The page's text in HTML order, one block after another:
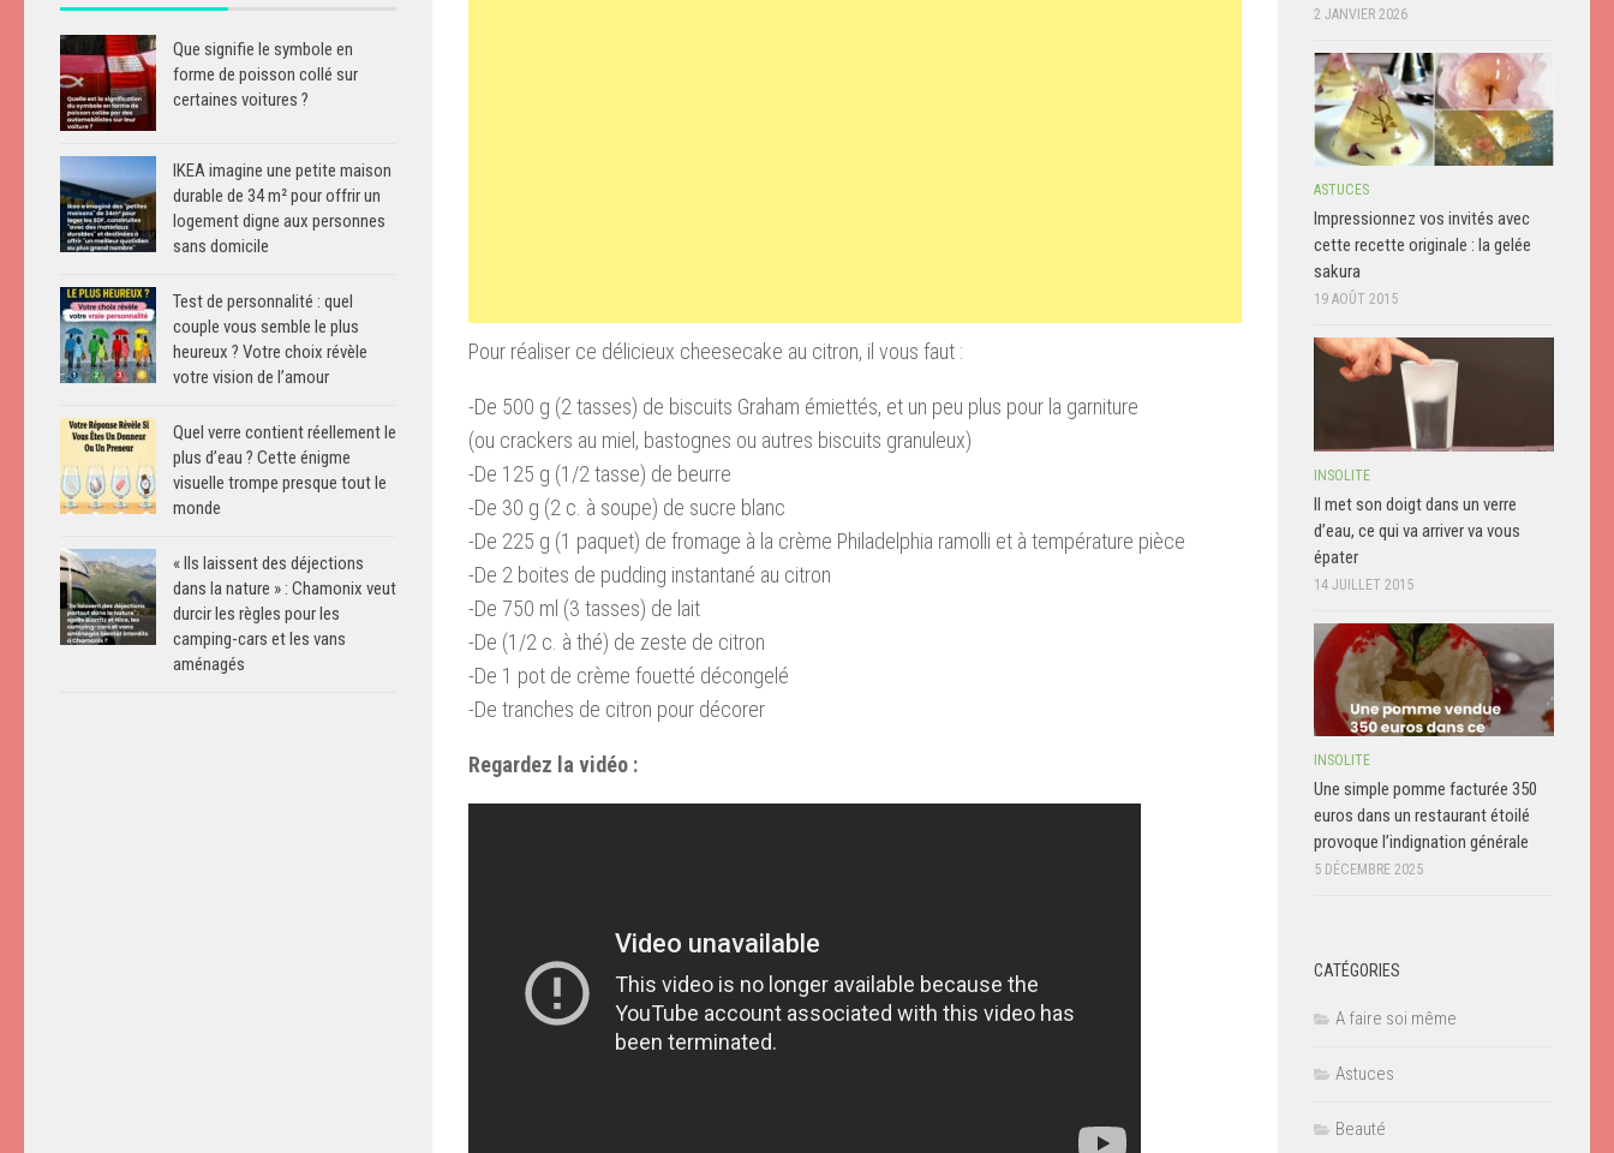
Pour réaliser ce délicieux cheesecake au citron, il vous faut :
-De 500 g (2 tasses) de biscuits Graham émiettés, et un peu plus pour la garniture
(ou crackers au miel, bastognes ou autres biscuits granuleux)
-De 125 g (1/2 tasse) de beurre
-De 30 g (2 c. à soupe) de sucre blanc
-De 225 g (1 paquet) de fromage à la crème Philadelphia ramolli et à température pièce
-De 2 boites de pudding instantané au citron
-De 750 ml (3 tasses) de lait
-De (1/2 c. à thé) de zeste de citron
-De 1 pot de crème fouetté décongelé
-De tranches de citron pour décorer
Regardez la vidéo :
Que signifie le symbole en
forme de poisson collé sur
certaines voitures ?
IKEA imagine une petite maison
durable de 34 m² pour offrir un
logement digne aux personnes
sans domicile
Test de personnalité : quel
couple vous semble le plus
heureux ? Votre choix révèle
votre vision de l’amour
Quel verre contient réellement le
plus d’eau ? Cette énigme
visuelle trompe presque tout le
monde
« Ils laissent des déjections
dans la nature » : Chamonix veut
durcir les règles pour les
camping-cars et les vans
aménagés
2 JANVIER 2026
ASTUCES
Impressionnez vos invités avec
cette recette originale : la gelée
sakura
19 AOÛT 2015
INSOLITE
Il met son doigt dans un verre
d’eau, ce qui va arriver va vous
épater
14 JUILLET 2015
INSOLITE
Une simple pomme facturée 350
euros dans un restaurant étoilé
provoque l’indignation générale
5 DÉCEMBRE 2025
CATÉGORIES
A faire soi même
Astuces
Beauté